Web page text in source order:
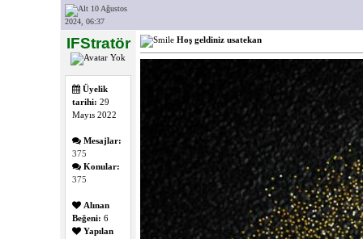
10 Ağustos
2024, 06:37
IFStratör
Üyelik
tarihi: 29
Mayıs 2022
Mesajlar:
375
Konular:
375
Alınan
Beğeni: 6
Yapılan
Hoş geldiniz usatekan